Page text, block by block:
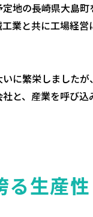
地の長崎県大島町
業と共に工場経営
に繁栄しました
と、産業を呼び
る生産性